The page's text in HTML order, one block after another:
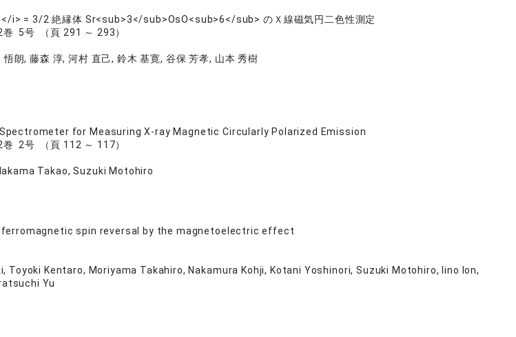
i> = 3/2 絶縁体 Sr<sub>3</sub>OsO<sub>6</sub> のＸ線磁気円二色性測定
5号 （頁 291 ～ 293）
朗, 藤森 淳, 河村 直己, 鈴木 基寛, 谷保 芳孝, 山本 秀樹
for Measuring X-ray Magnetic Circularly Polarized Emission
2号 （頁 112 ～ 117）
Takao, Suzuki Motohiro
spin reversal by the magnetoelectric effect
Toyoki Kentaro, Moriyama Takahiro, Nakamura Kohji, Kotani Yoshinori, Suzuki Motohiro, Iino Ion,
Yu